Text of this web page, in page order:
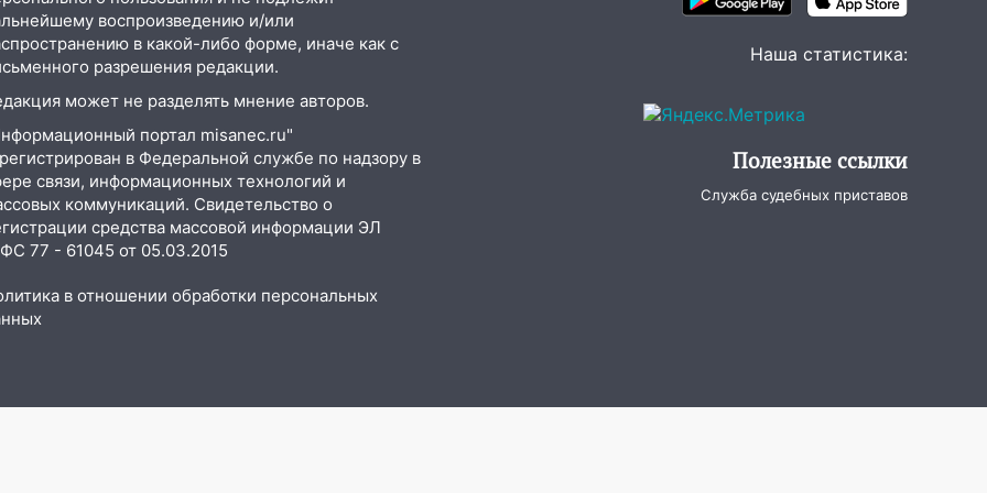
воспроизведению и/или
в какой-либо форме, иначе как с
разрешения редакции.
может не разделять мнение авторов.
портал misanec.ru"
в Федеральной службе по надзору в
связи, информационных технологий и
коммуникаций. Свидетельство о
средства массовой информации ЭЛ
77 - 61045 от 05.03.2015
в отношении обработки персональных
Наша статистика:
Полезные ссылки
Служба судебных приставов